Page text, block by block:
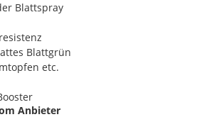
Blattspray
Blattgrün
etc.
& Stoffwechsel
bessere Erträge
Anbieter